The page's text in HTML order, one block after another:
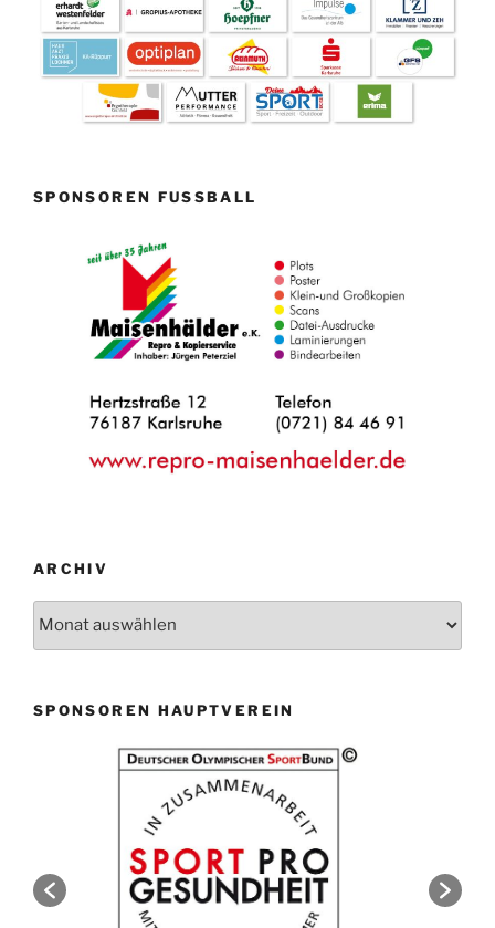
SPONSOREN FUSSBALL
ARCHIV
SPONSOREN HAUPTVEREIN